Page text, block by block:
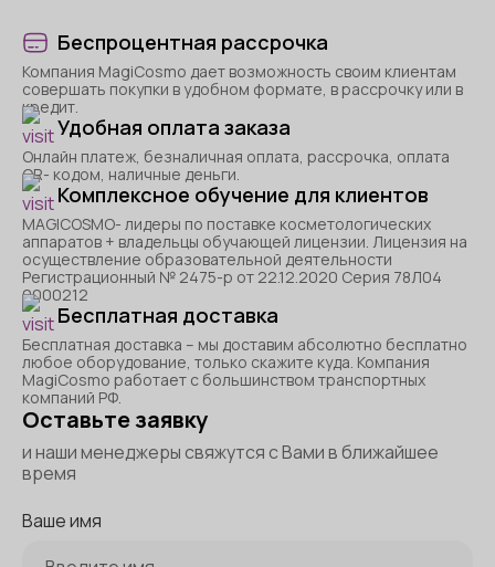
Беспроцентная рассрочка
Компания MagiCosmo дает возможность своим клиентам
совершать покупки в удобном формате, в рассрочку или в
кредит.
Удобная оплата заказа
Онлайн платеж, безналичная оплата, рассрочка, оплата
QR- кодом, наличные деньги.
Комплексное обучение для клиентов
MAGICOSMO- лидеры по поставке косметологических
аппаратов + владельцы обучающей лицензии. Лицензия на
осуществление образовательной деятельности
Регистрационный № 2475-р от 22.12.2020 Серия 78Л04
0000212
Бесплатная доставка
Бесплатная доставка – мы доставим абсолютно бесплатно
любое оборудование, только скажите куда. Компания
MagiCosmo работает с большинством транспортных
компаний РФ.
Оставьте заявку
и наши менеджеры свяжутся с Вами в ближайшее
время
Ваше имя